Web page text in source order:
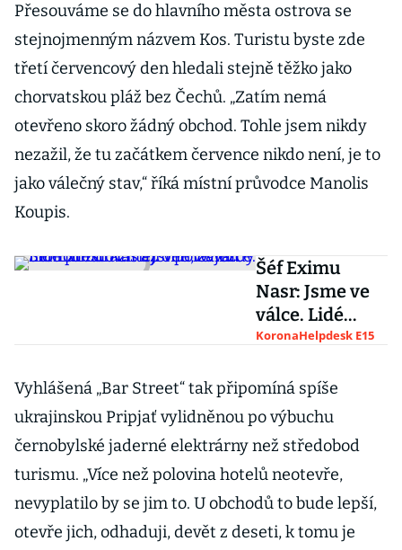
Přesouváme se do hlavního města ostrova se
stejnojmenným názvem Kos. Turistu byste zde
třetí červencový den hledali stejně těžko jako
chorvatskou pláž bez Čechů. „Zatím nemá
otevřeno skoro žádný obchod. Tohle jsem nikdy
nezažil, že tu začátkem července nikdo není, je to
jako válečný stav,“ říká místní průvodce Manolis
Koupis.
Šéf Eximu
Nasr: Jsme ve
válce. Lidé
přesto chtějí
mohou zdražit
až o polovinu
KoronaHelpdesk E15
Vyhlášená „Bar Street“ tak připomíná spíše
ukrajinskou Pripjať vylidněnou po výbuchu
černobylské jaderné elektrárny než středobod
turismu. „Více než polovina hotelů neotevře,
nevyplatilo by se jim to. U obchodů to bude lepší,
otevře jich, odhaduji, devět z deseti, k tomu je